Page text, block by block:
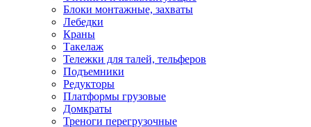
Блоки монтажные, захваты
Лебедки
Краны
Такелаж
Тележки для талей, тельферов
Подъемники
Редукторы
Платформы грузовые
Домкраты
Треноги перегрузочные